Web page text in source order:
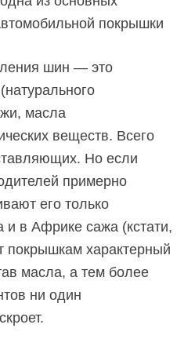
покрышки
шин — это
масла
веществ. Всего
Но если
примерно
его только
и в Африке сажа (кстати,
покрышкам характерный
масла, а тем более
ни один